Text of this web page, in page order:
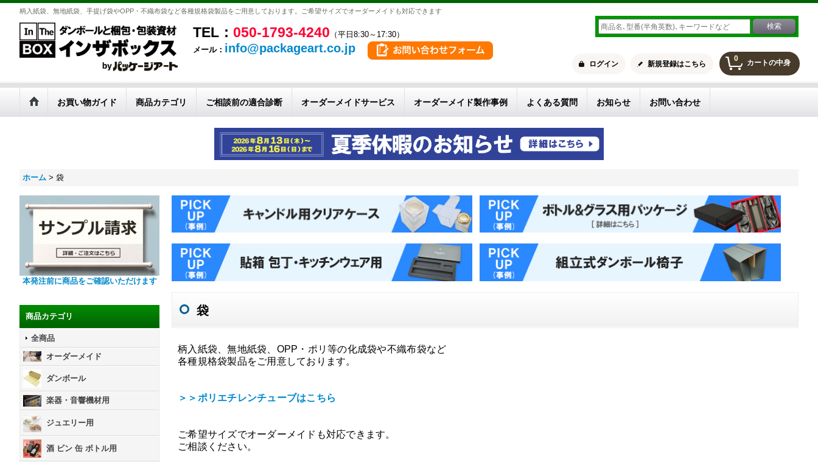
柄入紙袋、無地紙袋、手提げ袋やOPP・不織布袋など各種規格袋製品をご用意しております。ご希望サイズでオーダーメイドも対応できます
TEL： 050-1793-4240 （平日8:30～17:30）
メール： info@packageart.co.jp
0 カートの中身
ログイン 新規登録はこちら
お買い物ガイド 商品カテゴリ ご相談前の適合診断 オーダーメイドサービス オーダーメイド製作事例 よくある質問 お知らせ お問い合わせ
ホーム > 袋
本発注前に商品をご確認いただけます
商品カテゴリ
全商品
オーダーメイド
ダンボール
楽器・音響機材用
ジュエリー用
酒 ビン 缶 ボトル用
袋
柄入紙袋、無地紙袋、OPP・ポリ等の化成袋や不織布袋など
各種規格袋製品をご用意しております。
＞＞ポリエチレンチューブはこちら
ご希望サイズでオーダーメイドも対応できます。
ご相談ください。